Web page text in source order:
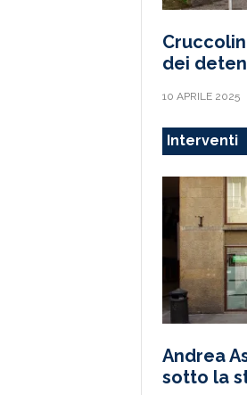
dei
10 APRILE 2025
Interventi
Andrea
sotto la